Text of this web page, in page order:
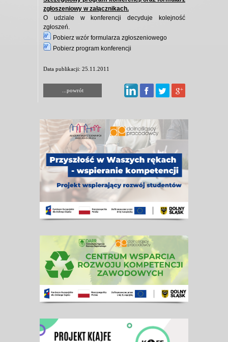
zgłoszeniowy w załącznikach.
O udziale w konferencji decyduje kolejność
zgłoszeń.
Pobierz wzór formularza zgłoszeniowego
Pobierz program konferencji
Data publikacji: 25.11.2011
...powrót